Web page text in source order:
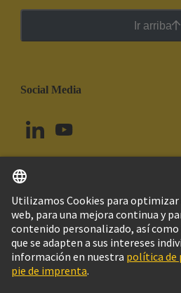
Ir arriba
Social Media
Uruguay Español
© Grupo Tecnológico HARTING